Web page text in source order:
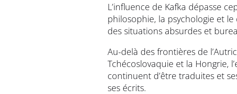
L’influence de Kafka dépasse
philosophie, la psychologie et
des situations absurdes et
Au-delà des frontières de
Tchécoslovaquie et la Hongrie,
continuent d’être traduites et
ses écrits.